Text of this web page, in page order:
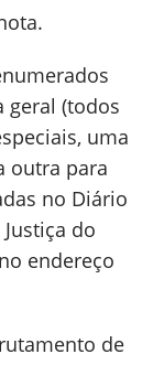
geral (todos
uma
outra para
no Diário
do
endereço
de